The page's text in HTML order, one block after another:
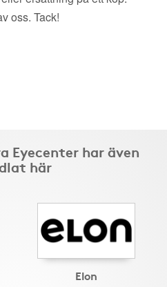
oss. Tack!
Eyecenter har även
här
Elon